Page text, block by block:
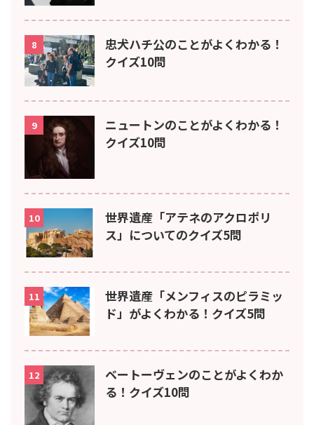
8
忠犬ハチ公のことがよくわかる！
クイズ10問
9
ニュートンのことがよくわかる！
クイズ10問
10
世界遺産「アテネのアクロポリ
ス」についてのクイズ5問
11
世界遺産「メンフィスのピラミッ
ド」がよくわかる！クイズ5問
12
ベートーヴェンのことがよくわか
る！クイズ10問